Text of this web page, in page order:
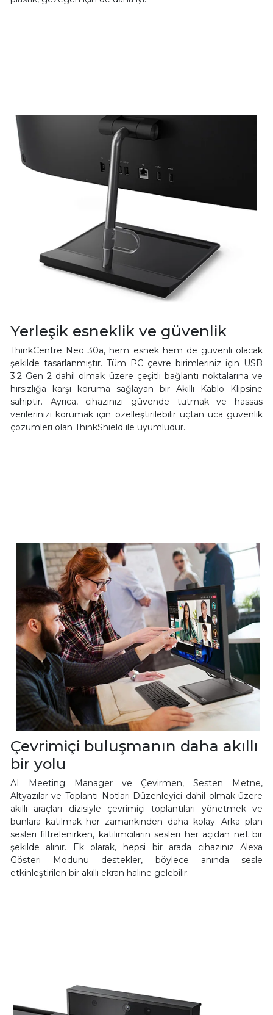
Yerleşik esneklik ve güvenlik
ThinkCentre Neo 30a, hem esnek hem de güvenli olacak
şekilde tasarlanmıştır. Tüm PC çevre birimleriniz için USB
3.2 Gen 2 dahil olmak üzere çeşitli bağlantı noktalarına ve
hırsızlığa karşı koruma sağlayan bir Akıllı Kablo Klipsine
sahiptir. Ayrıca, cihazınızı güvende tutmak ve hassas
verilerinizi korumak için özelleştirilebilir uçtan uca güvenlik
çözümleri olan ThinkShield ile uyumludur.
Çevrimiçi buluşmanın daha akıllı
bir yolu
AI Meeting Manager ve Çevirmen, Sesten Metne,
Altyazılar ve Toplantı Notları Düzenleyici dahil olmak üzere
akıllı araçları dizisiyle çevrimiçi toplantıları yönetmek ve
bunlara katılmak her zamankinden daha kolay. Arka plan
sesleri filtrelenirken, katılımcıların sesleri her açıdan net bir
şekilde alınır. Ek olarak, hepsi bir arada cihazınız Alexa
Gösteri Modunu destekler, böylece anında sesle
etkinleştirilen bir akıllı ekran haline gelebilir.